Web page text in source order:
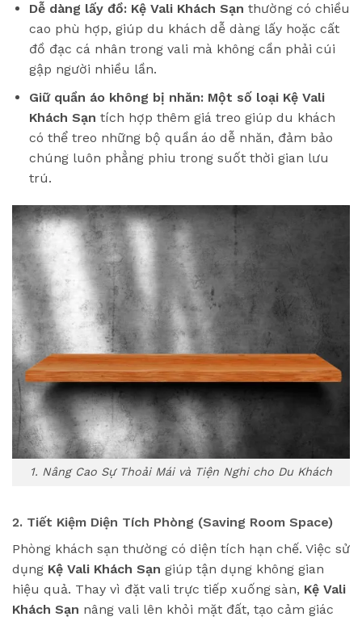
Dễ dàng lấy đồ: Kệ Vali Khách Sạn thường có chiều
cao phù hợp, giúp du khách dễ dàng lấy hoặc cất
đồ đạc cá nhân trong vali mà không cần phải cúi
gập người nhiều lần.
Giữ quần áo không bị nhăn: Một số loại Kệ Vali
Khách Sạn tích hợp thêm giá treo giúp du khách
có thể treo những bộ quần áo dễ nhăn, đảm bảo
chúng luôn phẳng phiu trong suốt thời gian lưu
trú.
1. Nâng Cao Sự Thoải Mái và Tiện Nghi cho Du Khách
2. Tiết Kiệm Diện Tích Phòng (Saving Room Space)
Phòng khách sạn thường có diện tích hạn chế. Việc sử
dụng Kệ Vali Khách Sạn giúp tận dụng không gian
hiệu quả. Thay vì đặt vali trực tiếp xuống sàn, Kệ Vali
Khách Sạn nâng vali lên khỏi mặt đất, tạo cảm giác